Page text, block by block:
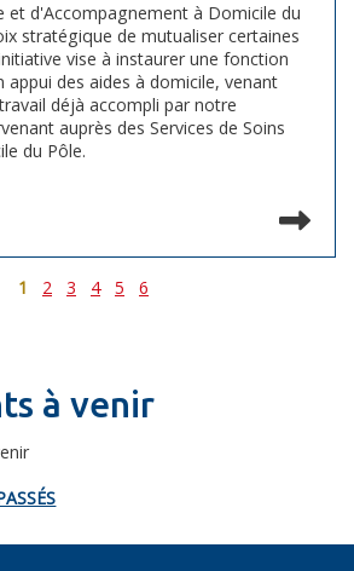
et d'Accompagnement à Domicile du
stratégique de mutualiser certaines
vise à instaurer une fonction
appui des aides à domicile, venant
déjà accompli par notre
auprès des Services de Soins
du Pôle.
1 2 3 4 5 6
à venir